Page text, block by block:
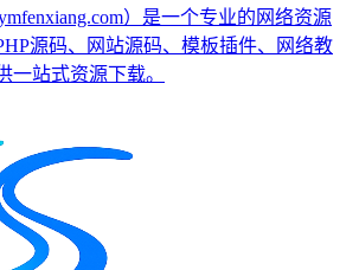
）是一个专业的网络资源
源码、网站源码、模板插件、网络教
一站式资源下载。